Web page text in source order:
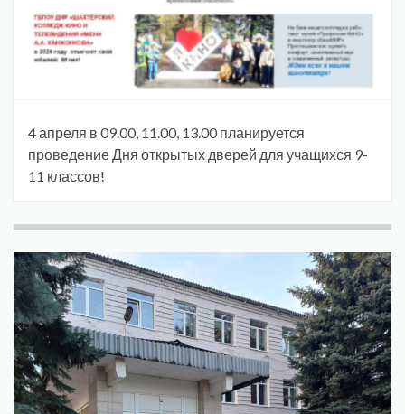
4 апреля в 09.00, 11.00, 13.00 планируется
проведение Дня открытых дверей для учащихся 9-
11 классов!